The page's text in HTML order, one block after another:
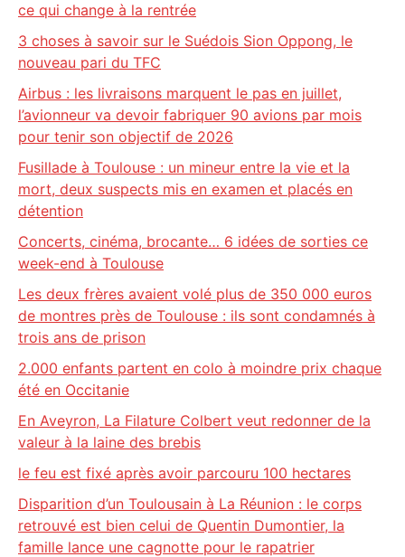
ce qui change à la rentrée
3 choses à savoir sur le Suédois Sion Oppong, le
nouveau pari du TFC
Airbus : les livraisons marquent le pas en juillet,
l’avionneur va devoir fabriquer 90 avions par mois
pour tenir son objectif de 2026
Fusillade à Toulouse : un mineur entre la vie et la
mort, deux suspects mis en examen et placés en
détention
Concerts, cinéma, brocante… 6 idées de sorties ce
week-end à Toulouse
Les deux frères avaient volé plus de 350 000 euros
de montres près de Toulouse : ils sont condamnés à
trois ans de prison
2.000 enfants partent en colo à moindre prix chaque
été en Occitanie
En Aveyron, La Filature Colbert veut redonner de la
valeur à la laine des brebis
le feu est fixé après avoir parcouru 100 hectares
Disparition d’un Toulousain à La Réunion : le corps
retrouvé est bien celui de Quentin Dumontier, la
famille lance une cagnotte pour le rapatrier